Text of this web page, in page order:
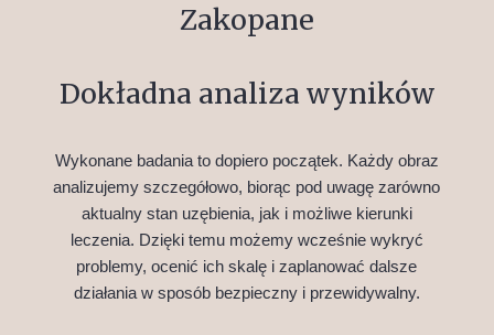
Zakopane
Dokładna analiza wyników
Wykonane badania to dopiero początek. Każdy obraz
analizujemy szczegółowo, biorąc pod uwagę zarówno
aktualny stan uzębienia, jak i możliwe kierunki
leczenia. Dzięki temu możemy wcześnie wykryć
problemy, ocenić ich skalę i zaplanować dalsze
działania w sposób bezpieczny i przewidywalny.